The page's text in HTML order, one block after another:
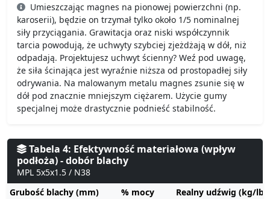
Umieszczając magnes na pionowej powierzchni (np.
karoserii), będzie on trzymał tylko około 1/5 nominalnej
siły przyciągania. Grawitacja oraz niski współczynnik
tarcia powodują, że uchwyty szybciej zjeżdżają w dół, niż
odpadają. Projektujesz uchwyt ścienny? Weź pod uwagę,
że siła ścinająca jest wyraźnie niższa od prostopadłej siły
odrywania. Na malowanym metalu magnes zsunie się w
dół pod znacznie mniejszym ciężarem. Użycie gumy
specjalnej może drastycznie podnieść stabilność.
Tabela 4: Efektywność materiałowa (wpływ
podłoża) - dobór blachy
MPL 5x5x1.5 / N38
Grubość blachy (mm)
% mocy
Realny udźwig (kg/